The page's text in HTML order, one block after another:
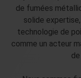
de fumées
solide expertise,
technologie de
comme un acteur